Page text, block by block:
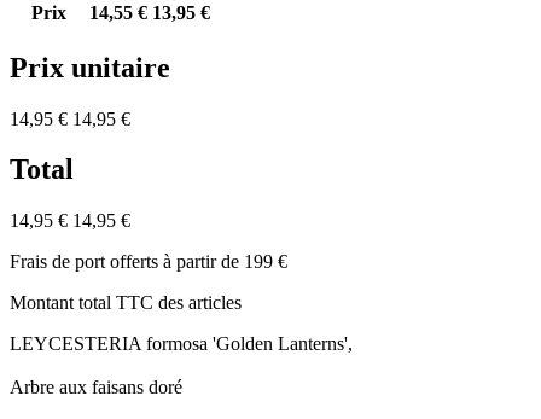
Prix
14,55 € 13,95 €
Prix unitaire
14,95 € 14,95 €
Total
14,95 € 14,95 €
Frais de port offerts à partir de 199 €
Montant total TTC des articles
LEYCESTERIA formosa 'Golden Lanterns',
Arbre aux faisans doré